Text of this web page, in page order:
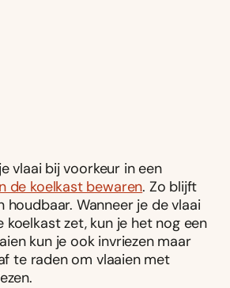
vlaai bij voorkeur in een
de koelkast bewaren. Zo blijft
Wanneer je de vlaai
koelkast zet, kun je het nog een
kun je ook invriezen maar
te raden om vlaaien met